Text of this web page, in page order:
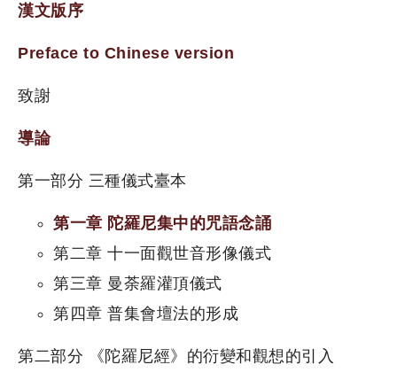
漢文版序
Preface to Chinese version
致謝
導論
第一部分 三種儀式臺本
第一章 陀羅尼集中的咒語念誦
第二章 十一面觀世音形像儀式
第三章 曼荼羅灌頂儀式
第四章 普集會壇法的形成
第二部分 《陀羅尼經》的衍變和觀想的引入